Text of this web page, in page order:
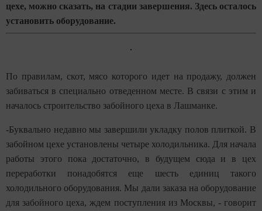
цехе, можно сказать, на стадии завершения. Здесь осталось
установить оборудование.
По правилам, скот, мясо которого идет на продажу, должен
забиваться в специально отведенном месте. В связи с этим и
началось строительство забойного цеха в Лашманке.
-Буквально недавно мы завершили укладку полов плиткой. В
забойном цехе установлены четыре холодильника. Для начала
работы этого пока достаточно, в будущем сюда и в цех
переработки понадобятся еще шесть единиц такого
холодильного оборудования. Мы дали заказа на оборудование
для забойного цеха, ждем поступления из Москвы, - говорит